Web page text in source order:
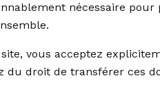
nécessaire
vous acceptez
du droit de transférer ces